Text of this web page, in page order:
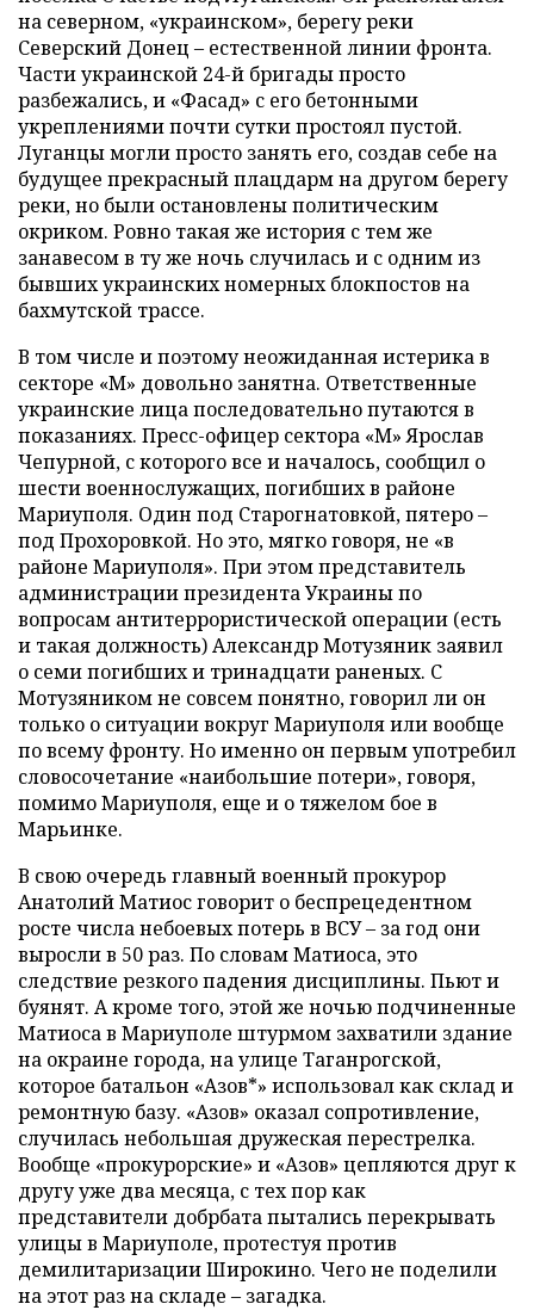
на северном, «украинском», берегу реки
Северский Донец – естественной линии фронта.
Части украинской 24-й бригады просто
разбежались, и «Фасад» с его бетонными
укреплениями почти сутки простоял пустой.
Луганцы могли просто занять его, создав себе на
будущее прекрасный плацдарм на другом берегу
реки, но были остановлены политическим
окриком. Ровно такая же история с тем же
занавесом в ту же ночь случилась и с одним из
бывших украинских номерных блокпостов на
бахмутской трассе.
В том числе и поэтому неожиданная истерика в
секторе «М» довольно занятна. Ответственные
украинские лица последовательно путаются в
показаниях. Пресс-офицер сектора «М» Ярослав
Чепурной, с которого все и началось, сообщил о
шести военнослужащих, погибших в районе
Мариуполя. Один под Старогнатовкой, пятеро –
под Прохоровкой. Но это, мягко говоря, не «в
районе Мариуполя». При этом представитель
администрации президента Украины по
вопросам антитеррористической операции (есть
и такая должность) Александр Мотузяник заявил
о семи погибших и тринадцати раненых. С
Мотузяником не совсем понятно, говорил ли он
только о ситуации вокруг Мариуполя или вообще
по всему фронту. Но именно он первым употребил
словосочетание «наибольшие потери», говоря,
помимо Мариуполя, еще и о тяжелом бое в
Марьинке.
В свою очередь главный военный прокурор
Анатолий Матиос говорит о беспрецедентном
росте числа небоевых потерь в ВСУ – за год они
выросли в 50 раз. По словам Матиоса, это
следствие резкого падения дисциплины. Пьют и
буянят. А кроме того, этой же ночью подчиненные
Матиоса в Мариуполе штурмом захватили здание
на окраине города, на улице Таганрогской,
которое батальон «Азов*» использовал как склад и
ремонтную базу. «Азов» оказал сопротивление,
случилась небольшая дружеская перестрелка.
Вообще «прокурорские» и «Азов» цепляются друг к
другу уже два месяца, с тех пор как
представители добрбата пытались перекрывать
улицы в Мариуполе, протестуя против
демилитаризации Широкино. Чего не поделили
на этот раз на складе – загадка.